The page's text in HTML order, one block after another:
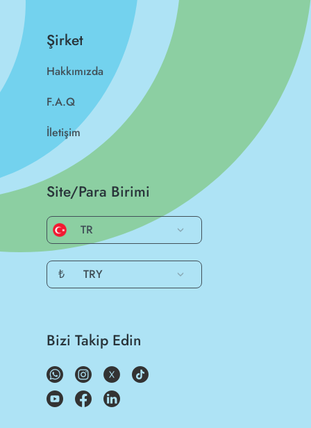
Şirket
Hakkımızda
F.A.Q
İletişim
Site/Para Birimi
TR
₺ TRY
Bizi Takip Edin